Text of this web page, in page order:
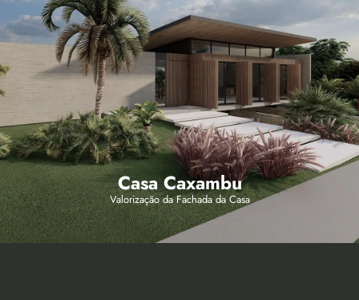
Casa Caxambu
Valorização da Fachada da Casa